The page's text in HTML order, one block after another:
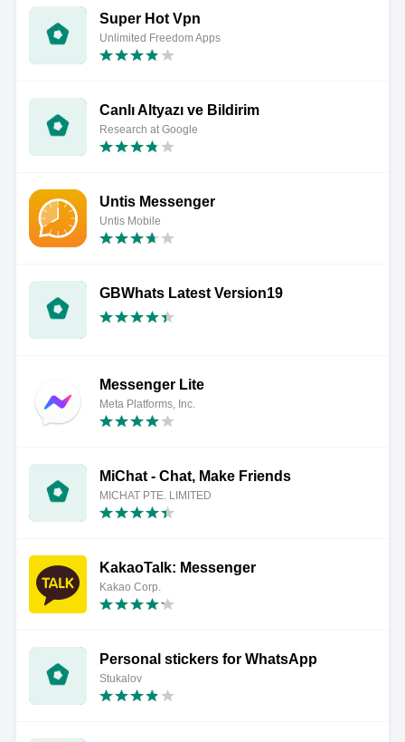
Super Hot Vpn
Unlimited Freedom Apps
Canlı Altyazı ve Bildirim
Research at Google
Untis Messenger
Untis Mobile
GBWhats Latest Version‏ 19
Messenger Lite
Meta Platforms, Inc.
MiChat - Chat, Make Friends
MICHAT PTE. LIMITED
KakaoTalk: Messenger
Kakao Corp.
Personal stickers for WhatsApp
Stukalov